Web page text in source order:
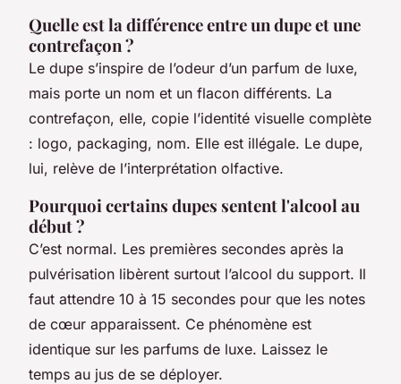
Quelle est la différence entre un dupe et une
contrefaçon ?
Le dupe s’inspire de l’odeur d’un parfum de luxe,
mais porte un nom et un flacon différents. La
contrefaçon, elle, copie l’identité visuelle complète
: logo, packaging, nom. Elle est illégale. Le dupe,
lui, relève de l’interprétation olfactive.
Pourquoi certains dupes sentent l'alcool au
début ?
C’est normal. Les premières secondes après la
pulvérisation libèrent surtout l’alcool du support. Il
faut attendre 10 à 15 secondes pour que les notes
de cœur apparaissent. Ce phénomène est
identique sur les parfums de luxe. Laissez le
temps au jus de se déployer.